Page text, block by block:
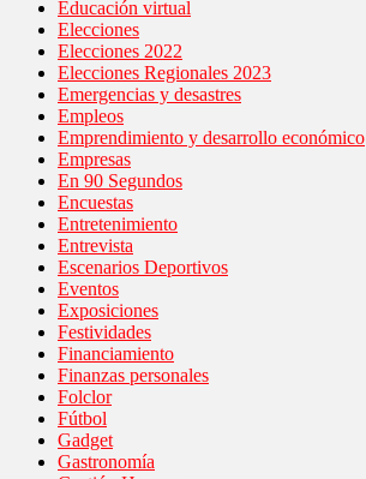
Educación virtual
Elecciones
Elecciones 2022
Elecciones Regionales 2023
Emergencias y desastres
Empleos
Emprendimiento y desarrollo económico
Empresas
En 90 Segundos
Encuestas
Entretenimiento
Entrevista
Escenarios Deportivos
Eventos
Exposiciones
Festividades
Financiamiento
Finanzas personales
Folclor
Fútbol
Gadget
Gastronomía